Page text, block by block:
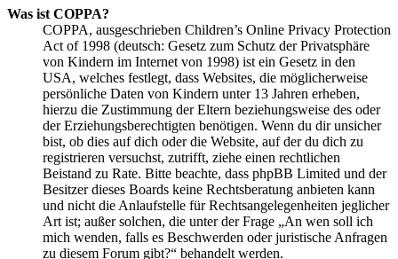
Was ist COPPA?
COPPA, ausgeschrieben Children’s Online Privacy Protection
Act of 1998 (deutsch: Gesetz zum Schutz der Privatsphäre
von Kindern im Internet von 1998) ist ein Gesetz in den
USA, welches festlegt, dass Websites, die möglicherweise
persönliche Daten von Kindern unter 13 Jahren erheben,
hierzu die Zustimmung der Eltern beziehungsweise des oder
der Erziehungsberechtigten benötigen. Wenn du dir unsicher
bist, ob dies auf dich oder die Website, auf der du dich zu
registrieren versuchst, zutrifft, ziehe einen rechtlichen
Beistand zu Rate. Bitte beachte, dass phpBB Limited und der
Besitzer dieses Boards keine Rechtsberatung anbieten kann
und nicht die Anlaufstelle für Rechtsangelegenheiten jeglicher
Art ist; außer solchen, die unter der Frage „An wen soll ich
mich wenden, falls es Beschwerden oder juristische Anfragen
zu diesem Forum gibt?“ behandelt werden.